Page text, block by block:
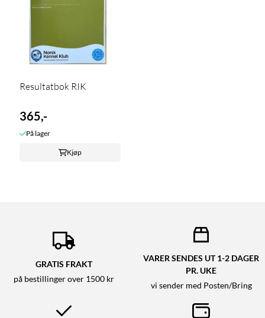
Resultatbok RIK
365,-
På lager
Kjøp
GRATIS FRAKT
på bestillinger over 1500 kr
VARER SENDES UT 1-2 DAGER
PR. UKE
vi sender med Posten/Bring